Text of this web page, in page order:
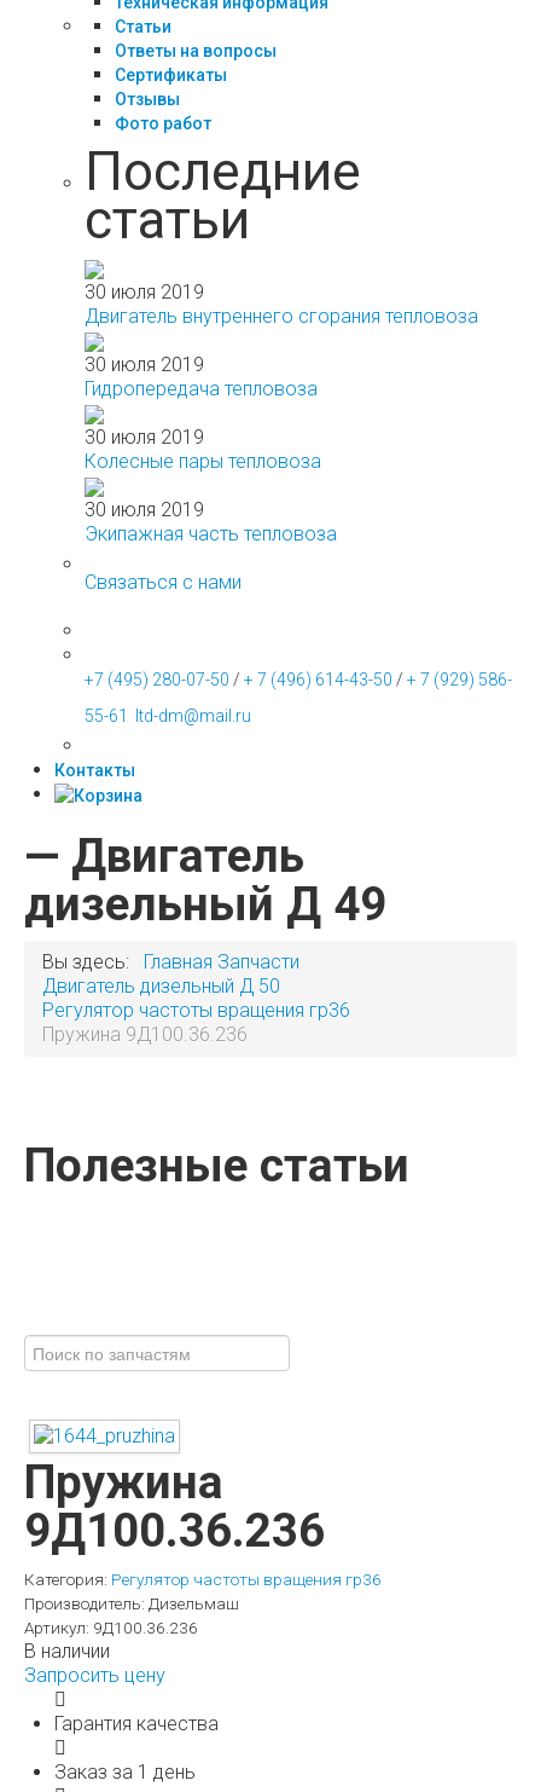
Статьи
Ответы на вопросы
Сертификаты
Отзывы
Фото работ
Последние
статьи
30 июля 2019
Двигатель внутреннего сгорания тепловоза
30 июля 2019
Гидропередача тепловоза
30 июля 2019
Колесные пары тепловоза
30 июля 2019
Экипажная часть тепловоза
Связаться с нами
+7 (495) 280-07-50 / + 7 (496) 614-43-50 / + 7 (929) 586-
55-61
ltd-dm@mail.ru
Контакты
— Двигатель
дизельный Д 49
Вы здесь: Главная Запчасти
Двигатель дизельный Д 50
Регулятор частоты вращения гр36
Пружина 9Д100.36.236
Полезные статьи
Пружина
9Д100.36.236
Категория: Регулятор частоты вращения гр36
Производитель: Дизельмаш
Артикул: 9Д100.36.236
В наличии
Запросить цену
Гарантия качества
Заказ за 1 день